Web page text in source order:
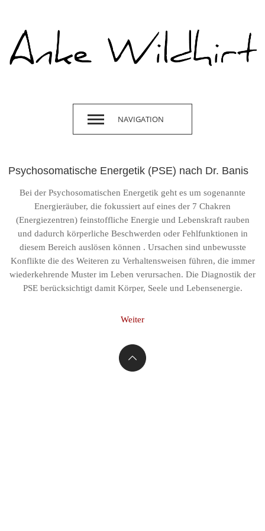
NAVIGATION
Psychosomatische Energetik (PSE) nach Dr. Banis
Bei der Psychosomatischen Energetik geht es um sogenannte
Energieräuber, die fokussiert auf eines der 7 Chakren
(Energiezentren) feinstoffliche Energie und Lebenskraft rauben
und dadurch körperliche Beschwerden oder Fehlfunktionen in
diesem Bereich auslösen können . Ursachen sind unbewusste
Konflikte die des Weiteren zu Verhaltensweisen führen, die immer
wiederkehrende Muster im Leben verursachen. Die Diagnostik der
PSE berücksichtigt damit Körper, Seele und Lebensenergie.
Weiter